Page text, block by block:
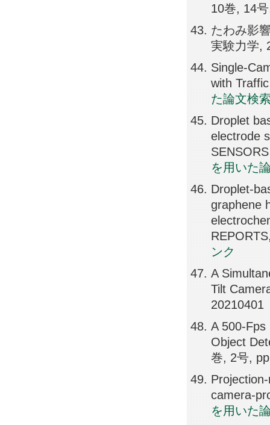
10巻, 14
たわみ影
実験力学,
Single-
with
た論文検
Droplet
electrode
を用いた
Droplet-
graphene
ンク
A
Tilt
20210401
A 500-Fps
Object
巻, 2号,
camera-
を用いた